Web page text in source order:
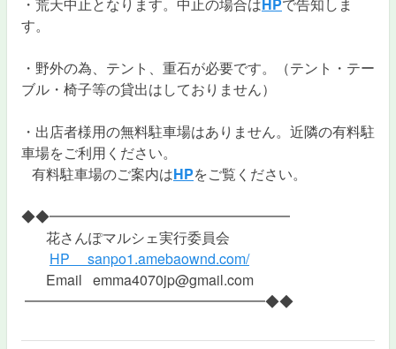
す。
・野外の為、テント、重石が必要です。（テント・テー
ブル・椅子等の貸出はしておりません）
・出店者様用の無料駐車場はありません。近隣の有料駐
車場をご利用ください。
有料駐車場のご案内はHPをご覧ください。
◆◆━━━━━━━━━━━━━━━━━
花さんぽマルシェ実行委員会
HP
sanpo1.amebaownd.com/
Email emma4070jp@gmail.com
━━━━━━━━━━━━━━━━━◆◆